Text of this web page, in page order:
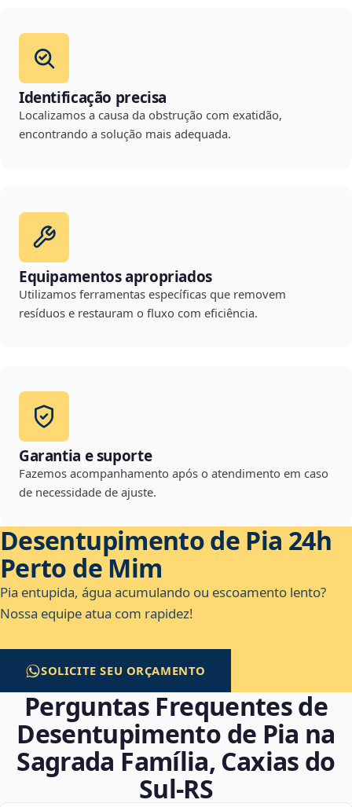
Identificação precisa
Localizamos a causa da obstrução com exatidão,
encontrando a solução mais adequada.
Equipamentos apropriados
Utilizamos ferramentas específicas que removem
resíduos e restauram o fluxo com eficiência.
Garantia e suporte
Fazemos acompanhamento após o atendimento em caso
de necessidade de ajuste.
Desentupimento de Pia 24h
Perto de Mim
Pia entupida, água acumulando ou escoamento lento?
Nossa equipe atua com rapidez!
SOLICITE SEU ORÇAMENTO
Perguntas Frequentes de
Desentupimento de Pia na
Sagrada Família, Caxias do
Sul‑RS